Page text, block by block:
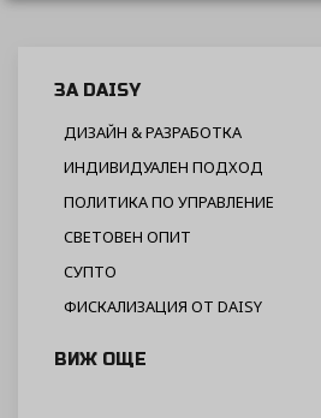
ЗА DAISY
ДИЗАЙН & РАЗРАБОТКА
ИНДИВИДУАЛЕН ПОДХОД
ПОЛИТИКА ПО УПРАВЛЕНИЕ
СВЕТОВЕН ОПИТ
СУПТО
ФИСКАЛИЗАЦИЯ ОТ DAISY
ВИЖ ОЩЕ